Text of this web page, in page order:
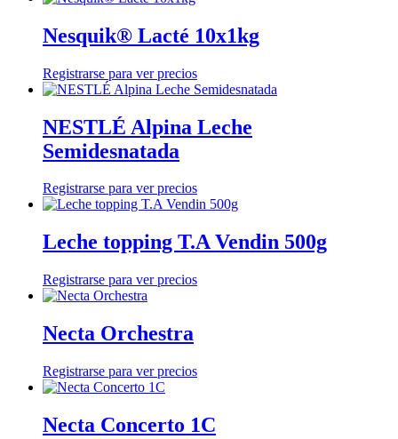
Nesquik® Lacté 10x1kg
Registrarse para ver precios
NESTLÉ Alpina Leche
Semidesnatada
Registrarse para ver precios
Leche topping T.A Vendin 500g
Registrarse para ver precios
Necta Orchestra
Registrarse para ver precios
Necta Concerto 1C